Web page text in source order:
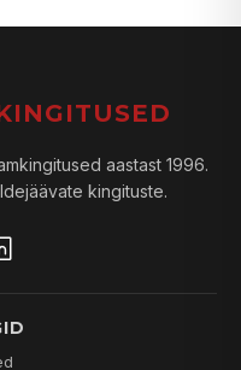
aastast 1996.
kingituste.